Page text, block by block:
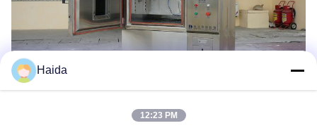
Haida
12:23 PM